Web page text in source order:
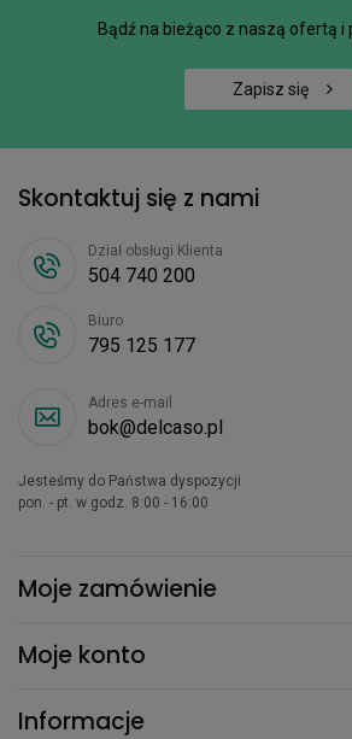
Bądź na bieżąco z naszą ofertą i
Zapisz się
Moje zamówienie
Moje konto
Informacje
Skontaktuj się z nami
Dział obsługi Klienta
504 740 200
Biuro
795 125 177
Adres e-mail
bok@delcaso.pl
Jesteśmy do Państwa dyspozycji
pon. - pt. w godz. 8:00 - 16:00